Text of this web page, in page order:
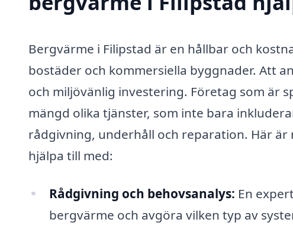
Bergvärme i Filipstad är en hållbar och
bostäder och kommersiella byggnader. Att
och miljövänlig investering. Företag som är
mängd olika tjänster, som inte bara
rådgivning, underhåll och reparation. Här är
hjälpa till med:
Rådgivning och behovsanalys: En
bergvärme och avgöra vilken typ av